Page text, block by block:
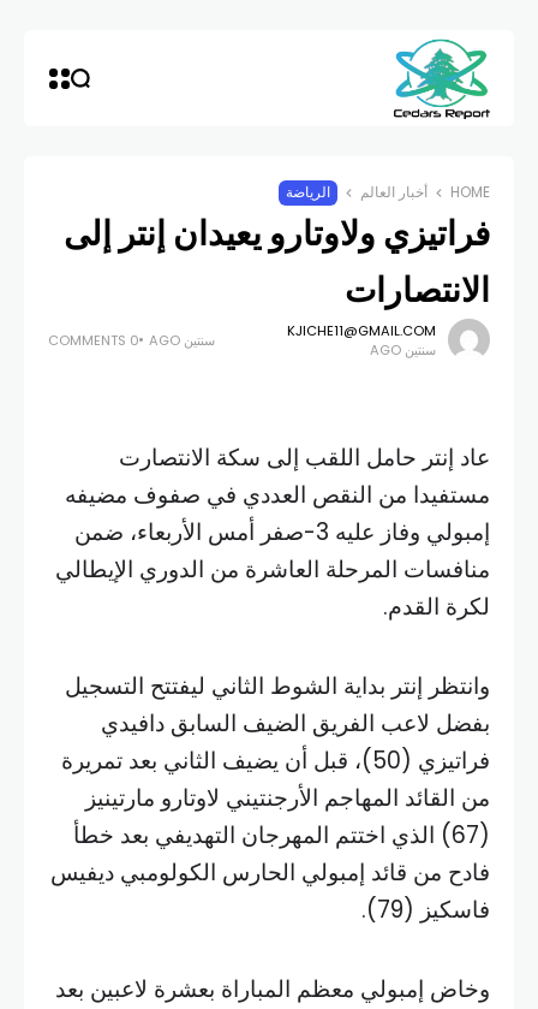
HOME أخبار العالم الرياضة
فراتيزي ولاوتارو يعيدان إنتر إلى
الانتصارات
KJICHE11@GMAIL.COM
سنتين AGO
سنتين AGO 0 COMMENTS
عاد إنتر حامل اللقب إلى سكة الانتصارت
مستفيدا من النقص العددي في صفوف مضيفه
إمبولي وفاز عليه 3-صفر أمس الأربعاء، ضمن
منافسات المرحلة العاشرة من الدوري الإيطالي
لكرة القدم.
وانتظر إنتر بداية الشوط الثاني ليفتتح التسجيل
بفضل لاعب الفريق الضيف السابق دافيدي
فراتيزي (50)، قبل أن يضيف الثاني بعد تمريرة
من القائد المهاجم الأرجنتيني لاوتارو مارتينيز
(67) الذي اختتم المهرجان التهديفي بعد خطأ
فادح من قائد إمبولي الحارس الكولومبي ديفيس
فاسكيز (79).
وخاض إمبولي معظم المباراة بعشرة لاعبين بعد